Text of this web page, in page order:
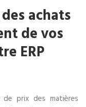
achats
de vos
ERP
de prix des matières